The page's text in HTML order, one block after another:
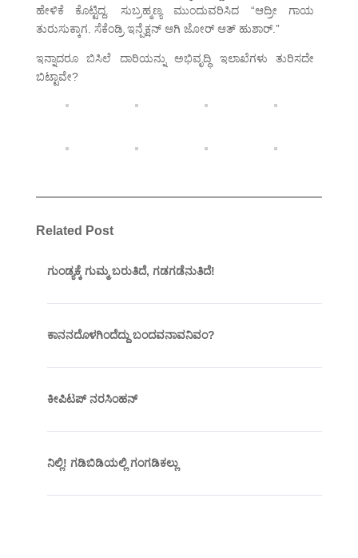
ಹೇಳಿಕೆ ಕೊಟ್ಟಿದ್ದ. ಸುಬ್ರಹ್ಮಣ್ಯ ಮುಂದುವರಿಸಿದ “ಆದ್ರೀ ಗಾಯ
ತುರುಸುಕ್ಕಾಗ. ಸೆಕೆಂಡ್ರಿ ಇನ್ಪೆಕ್ಷನ್ ಆಗಿ ಜೋರ್ ಆತ್ ಹುಶಾರ್.”
ಇನ್ನಾದರೂ ಬಿಸಿಲೆ ದಾರಿಯನ್ನು ಅಭಿವೃದ್ಧಿ ಇಲಾಖೆಗಳು ತುರಿಸದೇ
ಬಿಟ್ಟಾವೇ?
Related Post
ಗುಂಡ್ಯಕ್ಕೆ ಗುಮ್ಮ ಬರುತಿದೆ, ಗಡಗಡೆನುತಿದೆ!
ಕಾನನದೊಳಗಿಂದೆದ್ದು ಬಂದವನಾವನಿವಂ?
ಕೀಪಿಟಪ್ ನರಸಿಂಹನ್
ನಿಲ್ಲಿ! ಗಡಿಬಿಡಿಯಲ್ಲಿ ಗಂಗಡಿಕಲ್ಲು